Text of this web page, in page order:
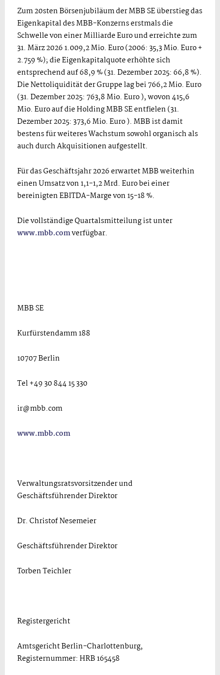
Zum 20sten Börsenjubiläum der MBB SE überstieg das
Eigenkapital des MBB-Konzerns erstmals die
Schwelle von einer Milliarde Euro und erreichte zum
31. März 2026 1.009,2 Mio. Euro (2006: 35,3 Mio. Euro +
2.759 %); die Eigenkapitalquote erhöhte sich
entsprechend auf 68,9 % (31. Dezember 2025: 66,8 %).
Die Nettoliquidität der Gruppe lag bei 766,2 Mio. Euro
(31. Dezember 2025: 763,8 Mio. Euro ), wovon 415,6
Mio. Euro auf die Holding MBB SE entfielen (31.
Dezember 2025: 373,6 Mio. Euro ). MBB ist damit
bestens für weiteres Wachstum sowohl organisch als
auch durch Akquisitionen aufgestellt.
Für das Geschäftsjahr 2026 erwartet MBB weiterhin
einen Umsatz von 1,1-1,2 Mrd. Euro bei einer
bereinigten EBITDA-Marge von 15-18 %.
Die vollständige Quartalsmitteilung ist unter
www.mbb.comverfügbar.
MBB SE
Kurfürstendamm 188
10707 Berlin
Tel +49 30 844 15 330
ir@mbb.com
www.mbb.com
Verwaltungsratsvorsitzender und
Geschäftsführender Direktor
Dr. Christof Nesemeier
Geschäftsführender Direktor
Torben Teichler
Registergericht
Amtsgericht Berlin-Charlottenburg,
Registernummer: HRB 165458